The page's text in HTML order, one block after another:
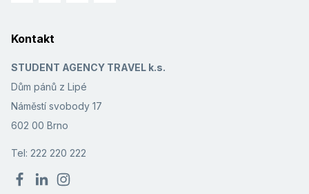
Kontakt
STUDENT AGENCY TRAVEL k.s.
Dům pánů z Lipé
Náměstí svobody 17
602 00 Brno
Tel: 222 220 222